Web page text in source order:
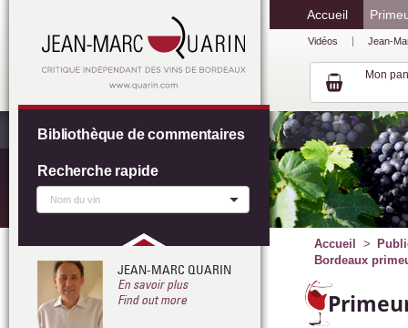
Accueil
Vidéos Jean-
Mon
Accueil
Bordeaux
Bibliothèque de commentaires
Recherche rapide
JEAN-MARC QUARIN
En savoir plus
Find out more